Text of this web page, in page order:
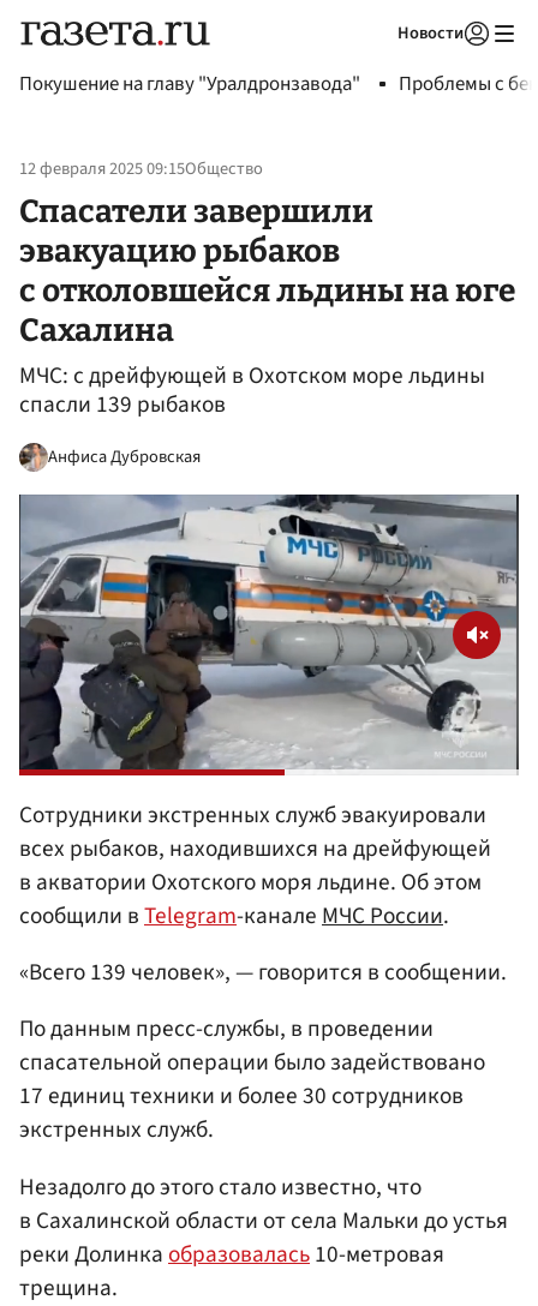
Новости
Покушение на главу "Уралдронзавода" Проблемы с
12 февраля 2025 09:15Общество
Спасатели завершили
эвакуацию рыбаков
с отколовшейся льдины на юге
Сахалина
МЧС: с дрейфующей в Охотском море льдины
спасли 139 рыбаков
Анфиса Дубровская
Сотрудники экстренных служб эвакуировали
всех рыбаков, находившихся на дрейфующей
в акватории Охотского моря льдине. Об этом
сообщили вTelegram-каналеМЧС России.
«Всего 139 человек», — говорится в сообщении.
По данным пресс-службы, в проведении
спасательной операции было задействовано
17 единиц техники и более 30 сотрудников
экстренных служб.
Незадолго до этого стало известно, что
в Сахалинской области от села Мальки до устья
реки Долинка образовалась10-метровая
трещина.